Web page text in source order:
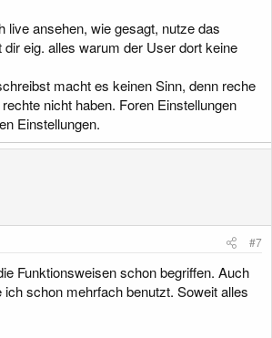
live ansehen, wie gesagt, nutze das
eig. alles warum der User dort keine
macht es keinen Sinn, denn reche
nicht haben. Foren Einstellungen
Einstellungen.
#7
Funktionsweisen schon begriffen. Auch
schon mehrfach benutzt. Soweit alles